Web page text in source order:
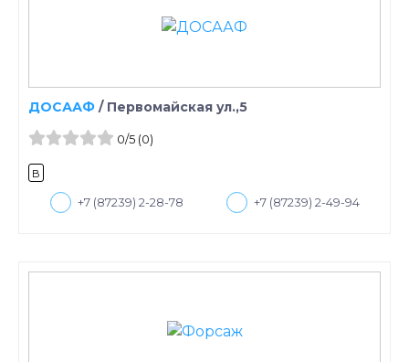
ДОСААФ / Первомайская ул.,5
0/5(0)
B
+7 (87239) 2-28-78 +7 (87239) 2-49-94